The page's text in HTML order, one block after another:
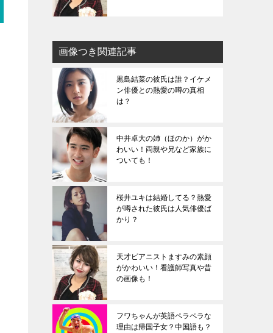
画像つき関連記事
黒島結菜の彼氏は誰？イケメ
ン俳優との熱愛の噂の真相
は？
中井卓大の姉（ほのか）がか
わいい！両親や兄など家族に
ついても！
桜井ユキは結婚してる？熱愛
が噂された彼氏は人気俳優ば
かり？
天才ピアニストますみの素顔
がかわいい！看護師写真や昔
の画像も！
フワちゃんが英語ペラペラな
理由は帰国子女？中国語も？